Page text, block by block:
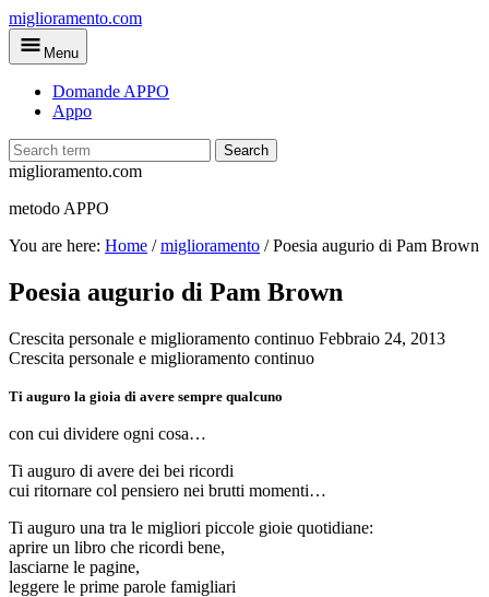
Skip
to
main
miglioramento.com
Menu
Domande APPO
Appo
Search
miglioramento.com
metodo APPO
You are here: Home /miglioramento /Poesia augurio di Pam Brown
Poesia augurio di Pam Brown
Crescita personale e miglioramento continuo Febbraio 24, 2013
Crescita personale e miglioramento continuo
Ti auguro la gioia di avere sempre qualcuno
con cui dividere ogni cosa…
Ti auguro di avere dei bei ricordi
cui ritornare col pensiero nei brutti momenti…
Ti auguro una tra le migliori piccole gioie quotidiane:
aprire un libro che ricordi bene,
lasciarne le pagine,
leggere le prime parole famigliari